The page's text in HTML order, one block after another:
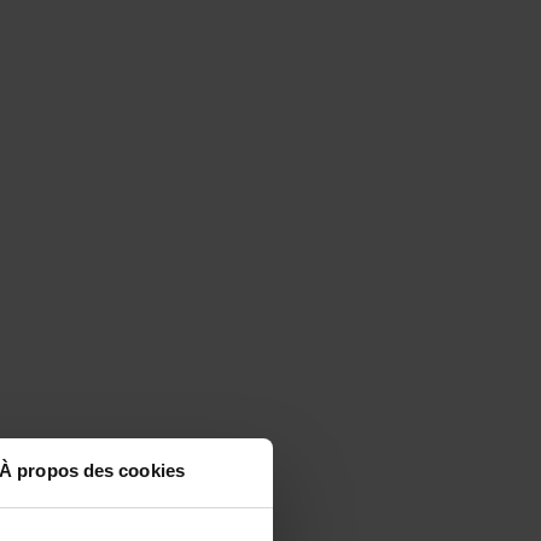
À propos des cookies